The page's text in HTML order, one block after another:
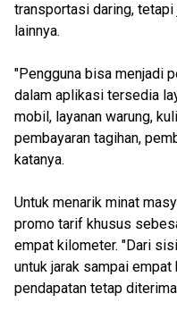
transportasi daring,
lainnya.
"Pengguna bisa menjadi
dalam aplikasi tersedia
mobil, layanan warung,
pembayaran tagihan,
katanya.
Untuk menarik minat
promo tarif khusus
empat kilometer. "Dari
untuk jarak sampai
pendapatan tetap